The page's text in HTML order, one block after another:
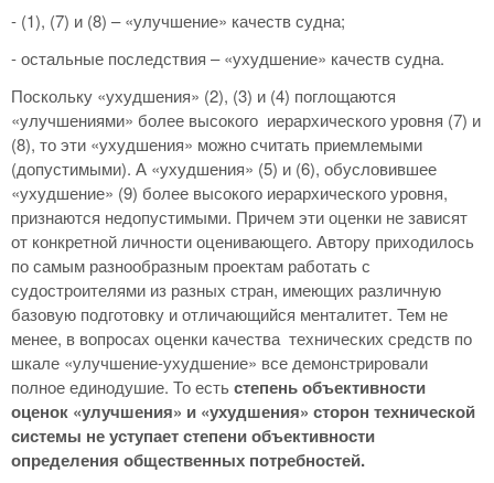
- (1), (7) и (8) – «улучшение» качеств судна;
- остальные последствия – «ухудшение» качеств судна.
Поскольку «ухудшения» (2), (3) и (4) поглощаются
«улучшениями» более высокого иерархического уровня (7) и
(8), то эти «ухудшения» можно считать приемлемыми
(допустимыми). А «ухудшения» (5) и (6), обусловившее
«ухудшение» (9) более высокого иерархического уровня,
признаются недопустимыми. Причем эти оценки не зависят
от конкретной личности оценивающего. Автору приходилось
по самым разнообразным проектам работать с
судостроителями из разных стран, имеющих различную
базовую подготовку и отличающийся менталитет. Тем не
менее, в вопросах оценки качества технических средств по
шкале «улучшение-ухудшение» все демонстрировали
полное единодушие. То естьстепень объективности
оценок «улучшения» и «ухудшения» сторон технической
системы не уступает степени объективности
определения общественных потребностей.